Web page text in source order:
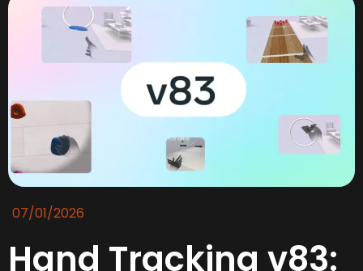
07/01/2026
Hand Tracking v83: